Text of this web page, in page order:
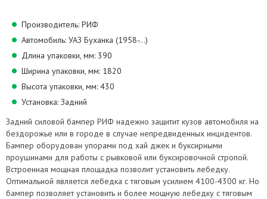
Производитель: РИФ
Автомобиль: УАЗ Буханка (1958-...)
Длина упаковки, мм: 390
Ширина упаковки, мм: 1820
Высота упаковки, мм: 430
Установка: Задний
Задний силовой бампер РИФ надежно защитит кузов автомобиля на
бездорожье или в городе в случае непредвиденных инцидентов.
Бампер оборудован упорами под хай джек и буксирными
проушинами для работы с рывковой или буксировочной стропой.
Встроенная мощная площадка позволит установить лебедку.
Оптимальной является лебедка с тяговым усилием 4100-4300 кг. Но
бампер позволяет установить и более мощную лебедку с тяговым